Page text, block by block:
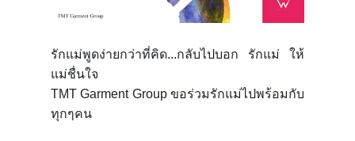
โทร 099 11 44 919
แอดไลน์ @suitonline
รักแม่พูดง่ายกว่าที่คิด...กลับไปบอก รักแม่ ให้
แม่ชื่นใจ
TMT Garment Group ขอร่วมรักแม่ไปพร้อมกับ
ทุกๆคน